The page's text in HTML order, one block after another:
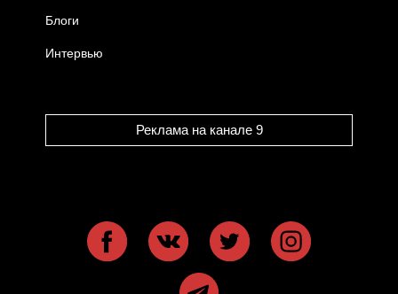
Блоги
Интервью
Реклама на канале 9